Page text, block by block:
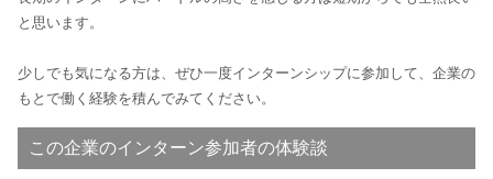
と思います。
少しでも気になる方は、ぜひ一度インターンシップに参加して、企業の
もとで働く経験を積んでみてください。
この企業のインターン参加者の体験談